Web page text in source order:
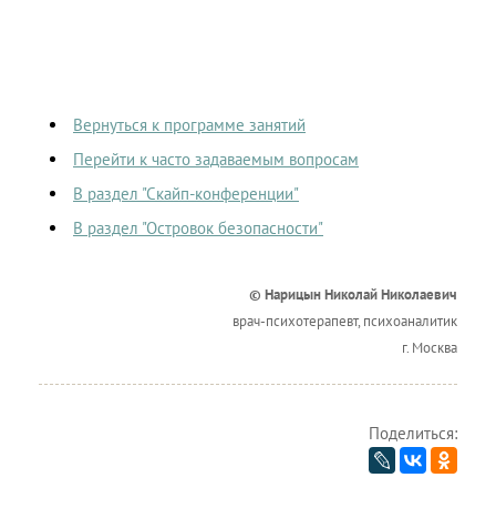
Вернуться к программе занятий
Перейти к часто задаваемым вопросам
В раздел "Скайп-конференции"
В раздел "Островок безопасности"
© Нарицын Николай Николаевич
врач-психотерапевт, психоаналитик
г. Москва
Поделиться: